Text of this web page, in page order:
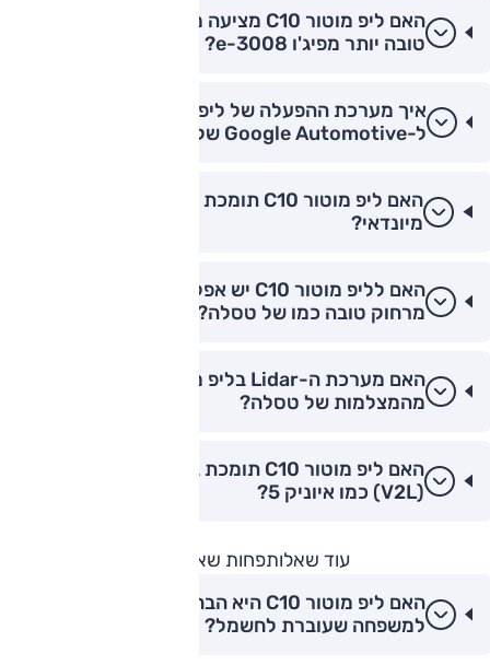
האם ליפ מוטור C10 מציעה מערכת מולטימדיה
טובה יותר מפיג'ו e-3008?
ל-Google Automotive של וולוו?
מיונדאי?
האם לליפ מוטור C10 יש אפליקציה לשליטה
מרחוק טובה כמו של טסלה?
מהמצלמות של טסלה?
האם ליפ מוטור C10 תומכת בטעינה דו-כיוונית
(V2L) כמו איוניק 5?
עוד שאלותפחות שאלות
האם ליפ מוטור C10 היא הבחירה הטובה ביותר
למשפחה שעוברת לחשמל?